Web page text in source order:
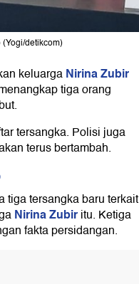
detikcom)
keluargaNirina Zubir
tiga orang
tersangka. Polisi juga
terus bertambah.
tiga tersangka baru terkait
Nirina Zubiritu. Ketiga
fakta persidangan.